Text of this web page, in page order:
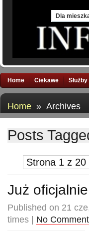
Dla
Home Ciekawe Służby
Home » Archives
Posts
Strona 1 z 20
Już
Published on 21
times | No